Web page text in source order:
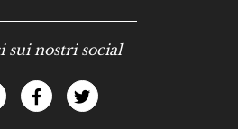
sui nostri social